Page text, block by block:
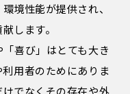
境性能が提供され、
します。
喜び」はとても大き
用者のためにありま
でなくその存在や外